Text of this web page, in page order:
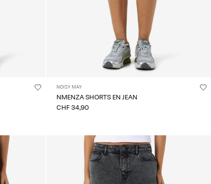
NOISY MAY
NMENZA SHORTS EN JEAN
CHF 34,90